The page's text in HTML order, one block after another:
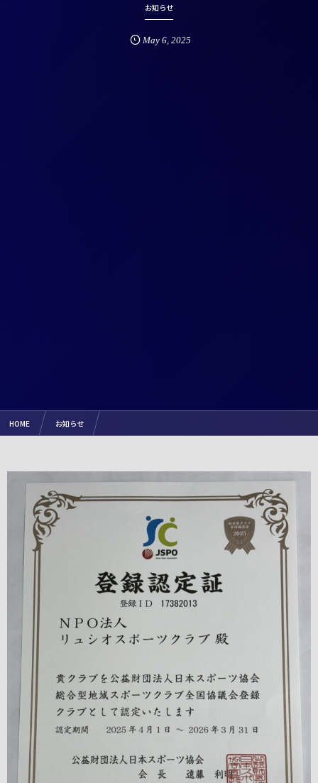
お知らせ
May 6, 2025
HOME お知らせ